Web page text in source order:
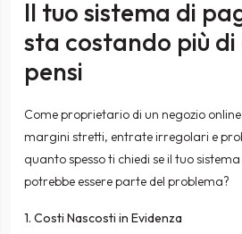
Il tuo sistema di
sta costando più
pensi
Come proprietario di un negozio
margini stretti, entrate irregolari e
quanto spesso ti chiedi se il tuo
potrebbe essere parte del problema?
1. Costi Nascosti in Evidenza